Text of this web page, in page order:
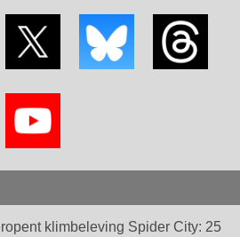
klimbeleving Spider City: 25